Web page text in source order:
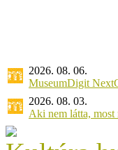
2026. 08. 06.
MuseumDigit
2026. 08. 03.
Aki nem látta,